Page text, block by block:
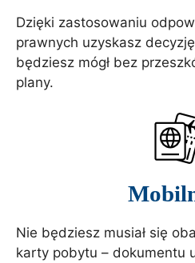
Dzięki zastosowaniu
prawnych uzyskasz
będziesz mógł bez
plany.
Nie będziesz musiał się
karty pobytu – dokumentu